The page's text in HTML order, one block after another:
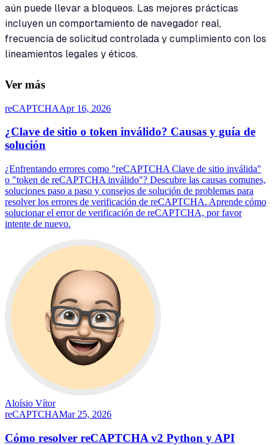
aún puede llevar a bloqueos. Las mejores prácticas
incluyen un comportamiento de navegador real,
frecuencia de solicitud controlada y cumplimiento con los
lineamientos legales y éticos.
Ver más
reCAPTCHAApr 16, 2026
¿Clave de sitio o token inválido? Causas y guía de
solución
¿Enfrentando errores como "reCAPTCHA Clave de sitio inválida"
o "token de reCAPTCHA inválido"? Descubre las causas comunes,
soluciones paso a paso y consejos de solución de problemas para
resolver los errores de verificación de reCAPTCHA. Aprende cómo
solucionar el error de verificación de reCAPTCHA, por favor
intente de nuevo.
Aloísio Vítor
reCAPTCHAMar 25, 2026
Cómo resolver reCAPTCHA v2 Python y API